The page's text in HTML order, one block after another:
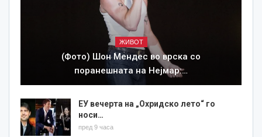
ЖИВОТ
(Фото) Шон Мендес во врска со
поранешната на Нејмар:…
ЕУ вечерта на „Охридско лето“ го
носи…
пред 9 часа